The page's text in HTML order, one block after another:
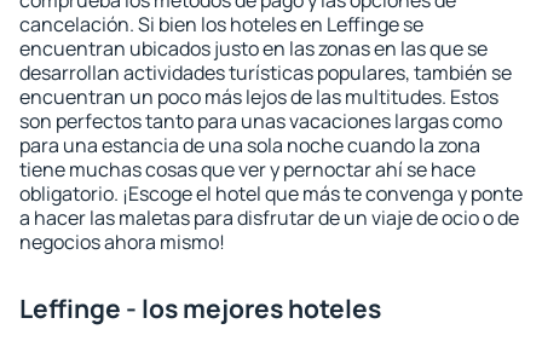
cancelación. Si bien los hoteles en Leffinge se
encuentran ubicados justo en las zonas en las que se
desarrollan actividades turísticas populares, también se
encuentran un poco más lejos de las multitudes. Estos
son perfectos tanto para unas vacaciones largas como
para una estancia de una sola noche cuando la zona
tiene muchas cosas que ver y pernoctar ahí se hace
obligatorio. ¡Escoge el hotel que más te convenga y ponte
a hacer las maletas para disfrutar de un viaje de ocio o de
negocios ahora mismo!
Leffinge - los mejores hoteles